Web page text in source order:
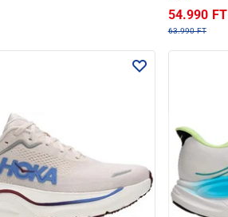
54.990 FT
63.990 FT